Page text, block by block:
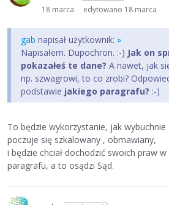
18 marca
edytowano 18 marca
gab napisał użytkownik: »
Napisałem. Dupochron. :-) Jak on
pokazałeś te dane? A nawet, jak
np. szwagrowi, to co zrobi?
podstawie jakiego paragrafu? :-)
To będzie wykorzystanie, jak wybuchnie
poczuje się szkalowany , obmawiany,
i będzie chciał dochodzić swoich praw w
paragrafu, a to osądzi Sąd.